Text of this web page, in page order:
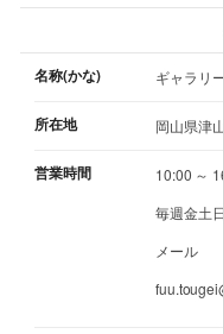
名称(かな) ギャラリ
所在地 岡山県津
営業時間
10:00 ～
毎週金土
メール